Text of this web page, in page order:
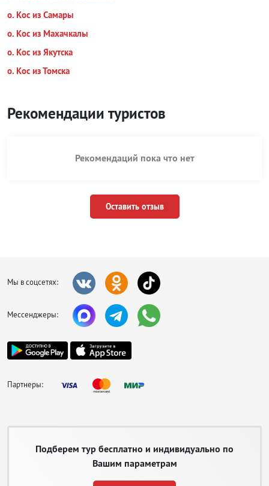
о. Кос из Самары
о. Кос из Махачкалы
о. Кос из Якутска
о. Кос из Томска
Рекомендации туристов
Рекомендаций пока что нет
Оставить отзыв
Мы в соцсетях:
Мессенджеры:
Партнеры:
Подберем тур бесплатно и индивидуально по
Вашим параметрам